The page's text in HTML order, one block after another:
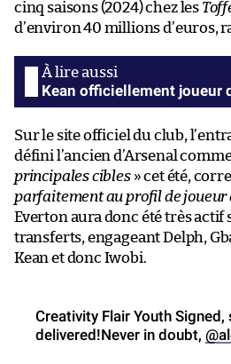
cinq saisons (2024) chez les
d’environ 40 millions d’euros,
Kean officiellement joueur
Sur le site officiel du club,
défini l’ancien d’Arsenal comme
principales cibles» cet été,
parfaitement au profil de joueur
Everton aura donc été très actif
transferts, engageant Delph,
Kean et donc Iwobi.
Creativity Flair Youth Signed,
delivered!Never in doubt,